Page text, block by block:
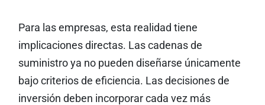
Para las empresas, esta realidad tiene
implicaciones directas. Las cadenas de
suministro ya no pueden diseñarse únicamente
bajo criterios de eficiencia. Las decisiones de
inversión deben incorporar cada vez más